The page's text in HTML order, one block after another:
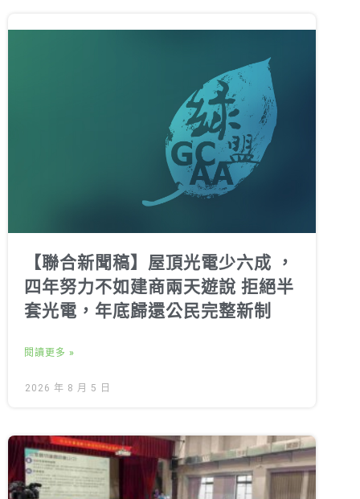
【聯合新聞稿】屋頂光電少六成 ，
四年努力不如建商兩天遊說 拒絕半
套光電，年底歸還公民完整新制
閱讀更多 »
2026 年 8 月 5 日